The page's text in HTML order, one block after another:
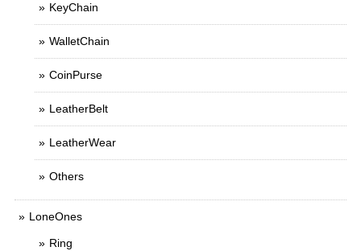
KeyChain
WalletChain
CoinPurse
LeatherBelt
LeatherWear
Others
LoneOnes
Ring